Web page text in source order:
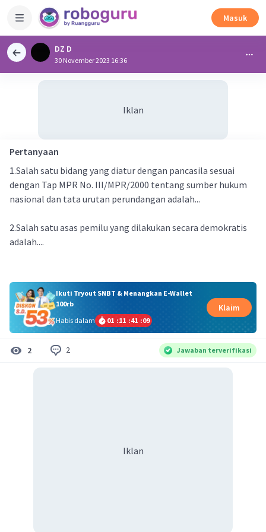
Masuk
DZ D
30 November 2023 16:36
Iklan
Pertanyaan
1.Salah satu bidang yang diatur dengan pancasila sesuai
dengan Tap MPR No. III/MPR/2000 tentang sumber hukum
nasional dan tata urutan perundangan adalah...
2.Salah satu asas pemilu yang dilakukan secara demokratis
adalah....
Ikuti Tryout SNBT & Menangkan E-Wallet
100rb
Habis dalam
01 :11 :41 :09
Klaim
2 2 Jawaban terverifikasi
Iklan